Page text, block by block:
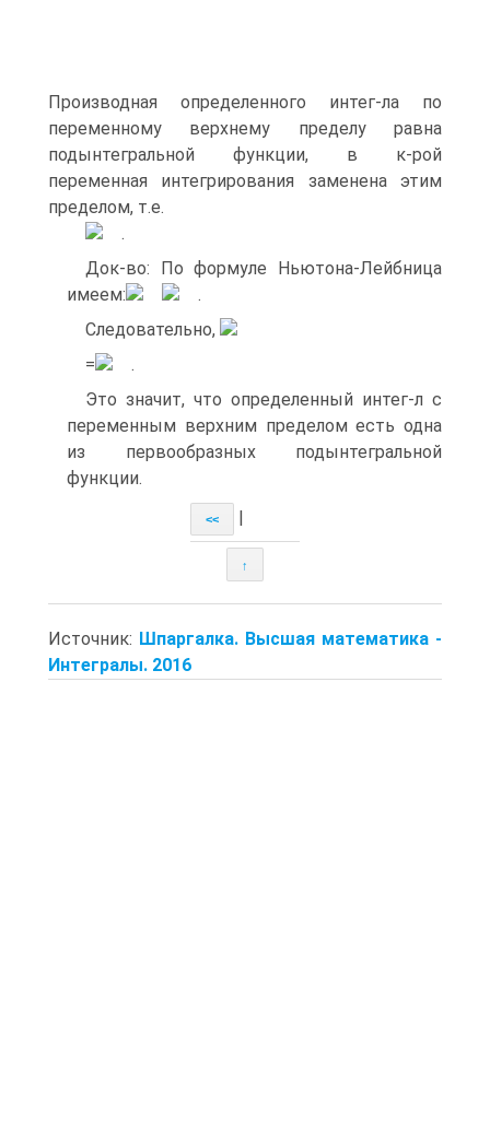
Производная определенного интег-ла по
переменному верхнему пределу равна
подынтегральной функции, в к-рой
переменная интегрирования заменена этим
пределом, т.е.
.
Док-во: По формуле Ньютона-Лейбница
имеем:
.
Следовательно,
=
.
Это значит, что определенный интег-л с
переменным верхним пределом есть одна
из первообразных подынтегральной
функции.
<<
↑
Источник: Шпаргалка. Высшая математика -
Интегралы. 2016